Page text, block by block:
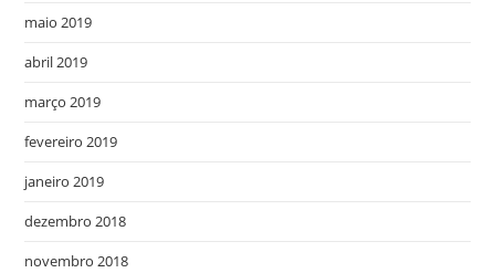
maio 2019
abril 2019
março 2019
fevereiro 2019
janeiro 2019
dezembro 2018
novembro 2018